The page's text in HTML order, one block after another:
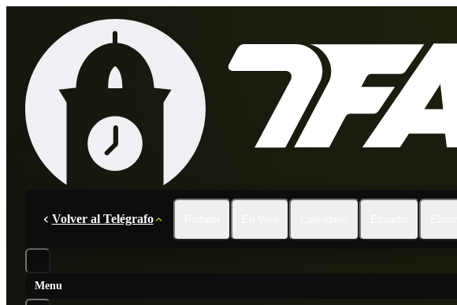
Volver al Telégrafo
Menu